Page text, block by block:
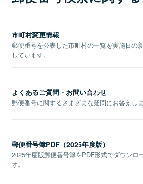
市町村変更情報
郵便番号を公表した市町村の一覧を実施日の
しています。
よくあるご質問・お問い合わせ
郵便番号に関するさまざまな疑問にお答えしま
郵便番号簿PDF（2025年度版）
2025年度版郵便番号簿をPDF形式でダウンロ
す。